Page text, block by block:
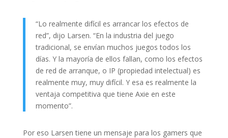
“Lo realmente difícil es arrancar los efectos de
red”, dijo Larsen. “En la industria del juego
tradicional, se envían muchos juegos todos los
días. Y la mayoría de ellos fallan, como los efectos
de red de arranque, o IP (propiedad intelectual) es
realmente muy, muy difícil. Y esa es realmente la
ventaja competitiva que tiene Axie en este
momento”.
Por eso Larsen tiene un mensaje para los gamers que